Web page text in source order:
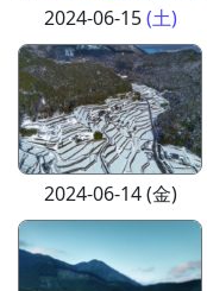
2024-06-15(土)
2024-06-14 (金)